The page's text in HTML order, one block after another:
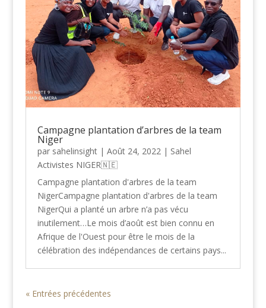
Campagne plantation d’arbres de la team
Niger
par sahelinsight| Août 24, 2022| Sahel
Activistes NIGER🇳🇪
Campagne plantation d'arbres de la team
NigerCampagne plantation d'arbres de la team
NigerQui a planté un arbre n’a pas vécu
inutilement…Le mois d’août est bien connu en
Afrique de l'Ouest pour être le mois de la
célébration des indépendances de certains pays...
« Entrées précédentes